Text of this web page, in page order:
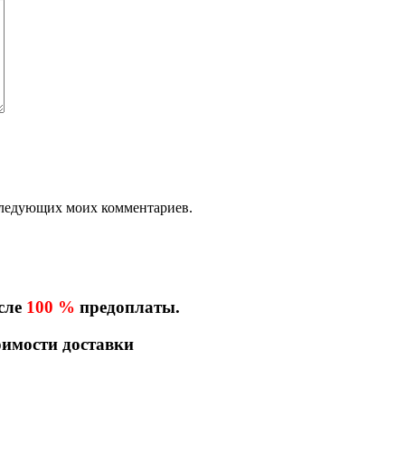
моих комментариев.
100 % предоплаты.
доставки